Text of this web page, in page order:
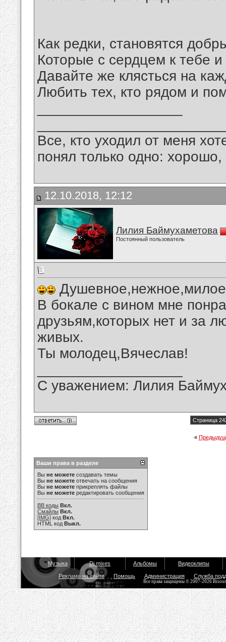
Как редки, становятся
Которые с сердцем к тебе
Давайте же клясться на
Любить тех, кто рядом и
Все, кто уходил от меня
понял только одно:
12.10.2018, 12:12
Лилия Баймухаметова
Постоянный пользователь
В бокале с вином мне
друзьям,которых нет и за
живых.
Ты молодец,Вячеслав!
С уважением: Лилия
Страница
«
Ваши права в разделе
Вы не можете создавать темы
Вы не можете отвечать на сообщения
Вы не можете прикреплять файлы
Вы не можете редактировать сообщения
BB коды Вкл.
Смайлы Вкл.
[IMG] код Вкл.
HTML код Выкл.
Музыка Dj mixes Альбомы Видеоклипы
Реклама на сайте Помощь Администрация Служба
Все права защищены © 2007-2026